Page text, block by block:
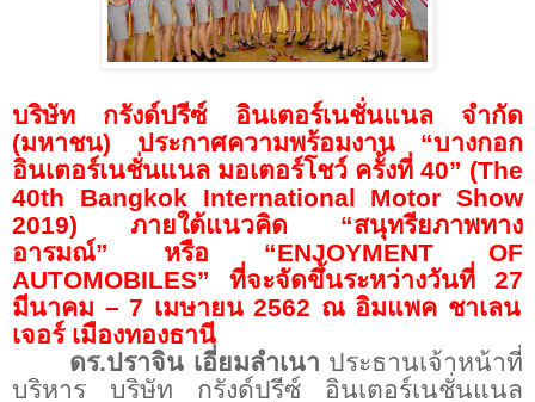
บริษัท กรังด์ปรีซ์ อินเตอร์เนชั่นแนล จำกัด
(มหาชน) ประกาศความพร้อมงาน “บางกอก
อินเตอร์เนชั่นแนล มอเตอร์โชว์ ครั้งที่ 40” (The
40th Bangkok International Motor Show
2019) ภายใต้แนวคิด “สนุทรียภาพทาง
อารมณ์” หรือ “ENJOYMENT OF
AUTOMOBILES” ที่จะจัดขึ้นระหว่างวันที่ 27
มีนาคม – 7 เมษายน 2562 ณ อิมแพค ชาเลน
เจอร์ เมืองทองธานี
ดร.ปราจิน เอี่ยมลำเนา ประธานเจ้าหน้าที่
บริหาร บริษัท กรังด์ปรีซ์ อินเตอร์เนชั่นแนล